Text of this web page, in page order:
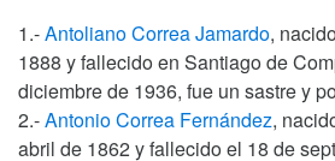
1.-Antoliano Correa Jamardo,
1888 y fallecido en Santiago de
diciembre de 1936, fue un sastre y
2.-Antonio Correa Fernández,
abril de 1862 y fallecido el 18 de